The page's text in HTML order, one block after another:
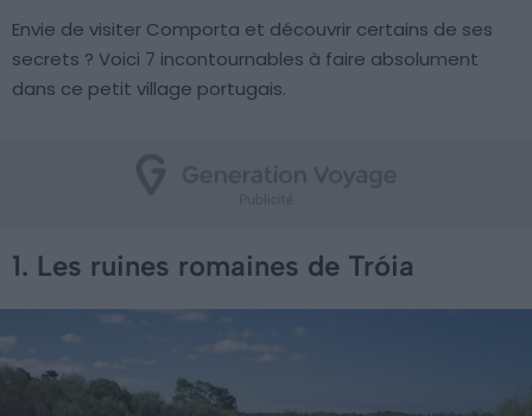
Envie de visiter Comporta et découvrir certains de ses
secrets ? Voici 7 incontournables à faire absolument
dans ce petit village portugais.
1. Les ruines romaines de Tróia